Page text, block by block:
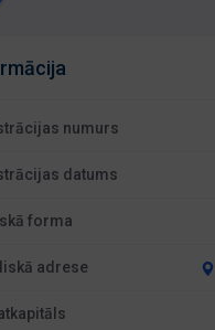
numurs
datums
forma
adrese